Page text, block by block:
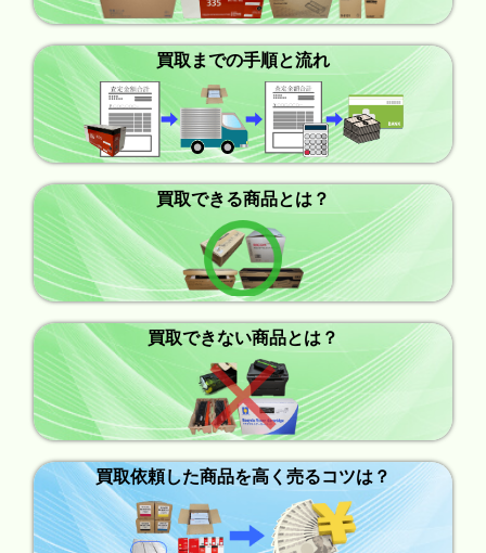
買取までの手順と流れ
買取できる商品とは？
買取できない商品とは？
買取依頼した商品を高く売るコツは？